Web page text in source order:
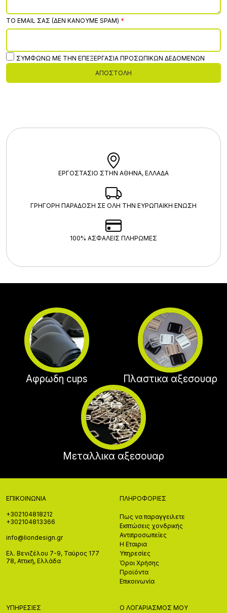
ΤΟ EMAIL ΣΑΣ (ΔΕΝ ΚΆΝΟΥΜΕ SPAM)
ΣΥΜΦΩΝΏ ΜΕ ΤΗΝ ΕΠΕΞΕΡΓΑΣΊΑ ΠΡΟΣΩΠΙΚΏΝ ΔΕΔΟΜΈΝΩΝ
ΑΠΟΣΤΟΛΉ
ΕΡΓΟΣΤΑΣΙΟ ΣΤΗΝ ΑΘΗΝΑ, ΕΛΛΑΔΑ
ΓΡΗΓΟΡΗ ΠΑΡΑΔΟΣΗ ΣΕ ΟΛΗ ΤΗΝ ΕΥΡΩΠΑΙΚΗ ΕΝΩΣΗ
100% ΑΣΦΑΛΕΊΣ ΠΛΗΡΩΜΈΣ
Αφρωδη cups Πλαστικα αξεσουαρ
Μεταλλικα αξεσουαρ
ΕΠΙΚΟΙΝΩΝΊΑ
+302104818212
+302104813366
info@liondesign.gr
Ελ. Βενιζέλου 7-9, Ταύρος 177
78, Αττική, Ελλάδα
ΠΛΗΡΟΦΟΡΊΕΣ
Πως να παραγγειλετε
Εκπτώσεις χονδρικής
Αντιπροσωπείες
Η Εταιρια
Υπηρεσίες
Όροι Χρήσης
Προϊόντα
Επικοινωνία
ΥΠΗΡΕΣΊΕΣ Ο ΛΟΓΑΡΙΑΣΜΌΣ ΜΟΥ